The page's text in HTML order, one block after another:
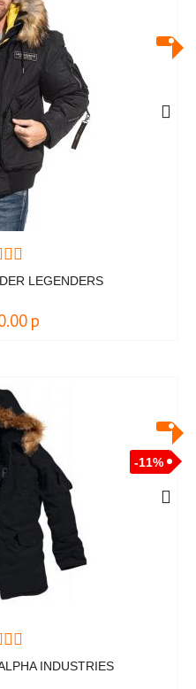
LEGENDERS
р
-11%
INDUSTRIES